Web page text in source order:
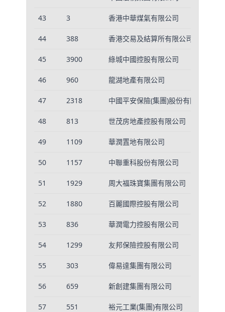
43 3 香港中華煤氣有限公司
44 388 香港交易及結算所有限公司
45 3900 綠城中國控股有限公司
46 960 龍湖地產有限公司
47 2318 中國平安保險(集團)股份有限公司
48 813 世茂房地產控股有限公司
49 1109 華潤置地有限公司
50 1157 中聯重科股份有限公司
51 1929 周大福珠寶集團有限公司
52 1880 百麗國際控股有限公司
53 836 華潤電力控股有限公司
54 1299 友邦保險控股有限公司
55 303 偉易達集團有限公司
56 659 新創建集團有限公司
57 551 裕元工業(集團)有限公司